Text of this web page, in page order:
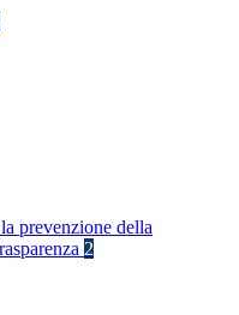
prevenzione della
2